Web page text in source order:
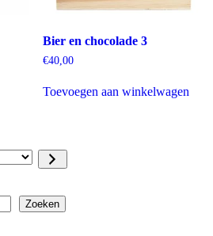
Bier en chocolade 3
€40,00
Toevoegen aan winkelwagen
Zoeken